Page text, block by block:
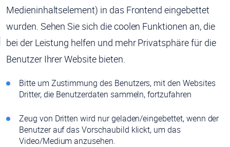
Medieninhaltselement) in das Frontend eingebettet
wurden. Sehen Sie sich die coolen Funktionen an, die
bei der Leistung helfen und mehr Privatsphäre für die
Benutzer Ihrer Website bieten.
Bitte um Zustimmung des Benutzers, mit den Websites
Dritter, die Benutzerdaten sammeln, fortzufahren
Zeug von Dritten wird nur geladen/eingebettet, wenn der
Benutzer auf das Vorschaubild klickt, um das
Video/Medium anzusehen.